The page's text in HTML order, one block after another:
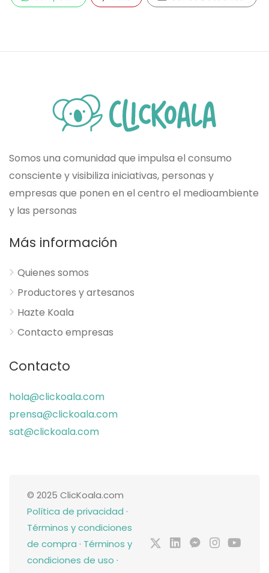
Somos una comunidad que impulsa el consumo
consciente y visibiliza iniciativas, personas y
empresas que ponen en el centro el medioambiente
y las personas
Más información
Quienes somos
Productores y artesanos
Hazte Koala
Contacto empresas
Contacto
hola@clickoala.com
prensa@clickoala.com
sat@clickoala.com
© 2025 ClicKoala.com
Política de privacidad ·
Términos y condiciones
de compra · Términos y
condiciones de uso ·